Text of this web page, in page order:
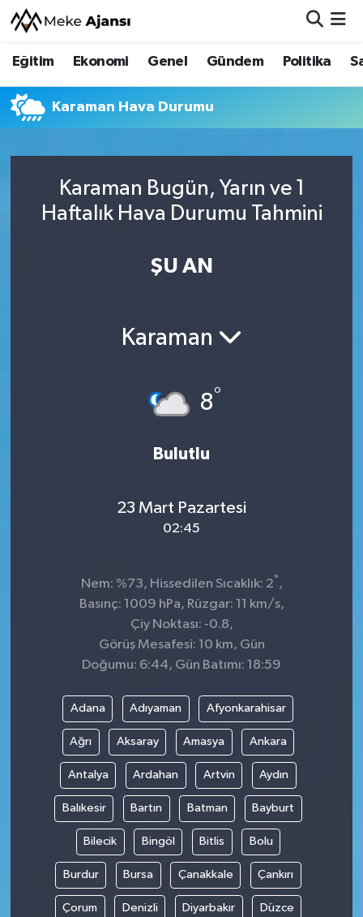
Eğitim Ekonomi Genel Gündem Politika
Karaman Hava Durumu
Karaman Bugün, Yarın ve 1
Haftalık Hava Durumu Tahmini
ŞU AN
Karaman
8°
Bulutlu
23 Mart Pazartesi
02:45
Nem: %73, Hissedilen Sıcaklık: 2° ,
Basınç: 1009 hPa, Rüzgar: 11 km/s,
Çiy Noktası: -0.8,
Görüş Mesafesi: 10 km, Gün
Doğumu: 6:44, Gün Batımı: 18:59
Adana Adıyaman Afyonkarahisar
Ağrı Aksaray Amasya Ankara
Antalya Ardahan Artvin Aydın
Balıkesir Bartın Batman Bayburt
Bilecik Bingöl Bitlis Bolu
Burdur Bursa Çanakkale Çankırı
Çorum Denizli Diyarbakır Düzce
Eğitim
Ekonomi
Gündem
Nöbetçi Eczaneler
Hava Durumu
Trafik Durumu